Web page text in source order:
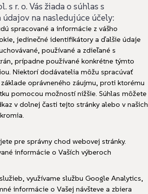
s r. o. Vás žiada o súhlas s
na nasledujúce účely:
spracované a informácie z vášho
jedinečné identifikátory a ďalšie údaje
používané a zdieľané s
prípadne používané konkrétne týmto
Niektorí dodávatelia môžu spracúvať
oprávneného záujmu, proti ktorému
pomocou možností nižšie. Súhlas môžete
v dolnej časti tejto stránky alebo v našich
pre správny chod webovej stránky.
informácie o Vaších výberoch
využívame službu Google Analytics,
informácie o Vašej návšteve a zbiera